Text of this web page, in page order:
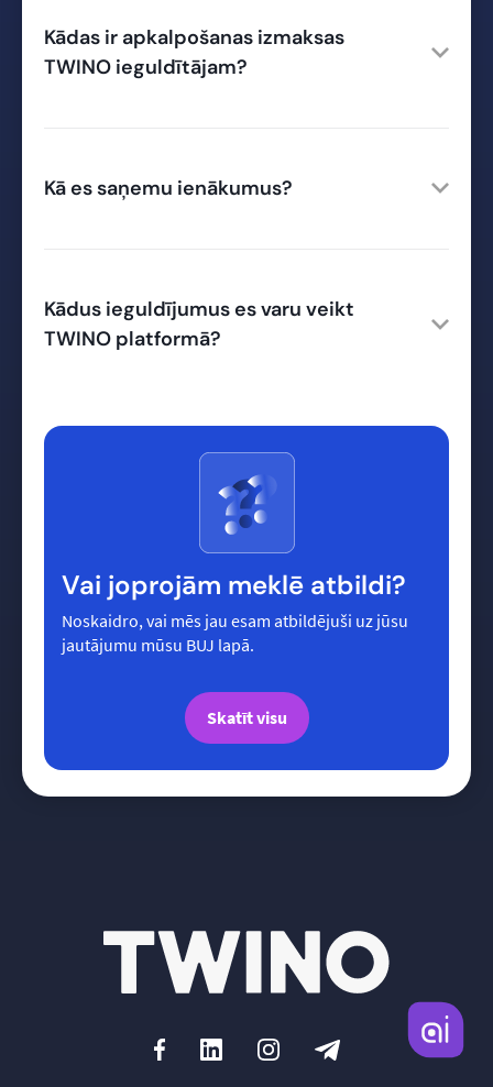
Kādas ir apkalpošanas izmaksas
TWINO ieguldītājam?
Kā es saņemu ienākumus?
Kādus ieguldījumus es varu veikt
TWINO platformā?
Vai joprojām meklē atbildi?
Noskaidro, vai mēs jau esam atbildējuši uz jūsu
jautājumu mūsu BUJ lapā.
Skatīt visu